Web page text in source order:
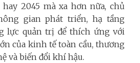
2045 mà xa hơn nữa, chủ
gian phát triển, hạ tầng
lực quản trị để thích ứng với
của kinh tế toàn cầu, thương
và biến đổi khí hậu.